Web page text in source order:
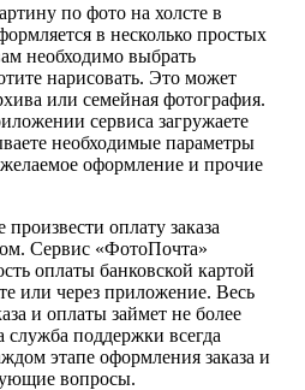
по фото на холсте в
в несколько простых
необходимо выбрать
нарисовать. Это может
или семейная фотография.
сервиса загружаете
необходимые параметры
оформление и прочие
оплату заказа
Сервис «ФотоПочта»
оплаты банковской картой
или через приложение. Весь
и оплаты займет не более
поддержки всегда
этапе оформления заказа и
вопросы.